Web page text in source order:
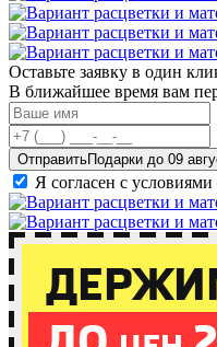
Оставьте заявку в один
В ближайшее время вам
Отправить
Я согласен с